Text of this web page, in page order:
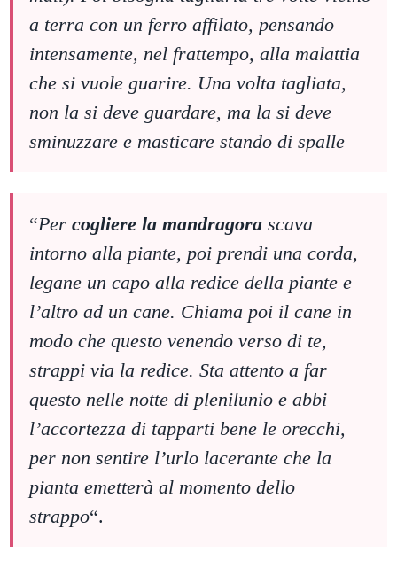
a terra con un ferro affilato, pensando
intensamente, nel frattempo, alla malattia
che si vuole guarire. Una volta tagliata,
non la si deve guardare, ma la si deve
sminuzzare e masticare stando di spalle
“Per cogliere la mandragora scava
intorno alla piante, poi prendi una corda,
legane un capo alla redice della piante e
l’altro ad un cane. Chiama poi il cane in
modo che questo venendo verso di te,
strappi via la redice. Sta attento a far
questo nelle notte di plenilunio e abbi
l’accortezza di tapparti bene le orecchi,
per non sentire l’urlo lacerante che la
pianta emetterà al momento dello
strappo“.